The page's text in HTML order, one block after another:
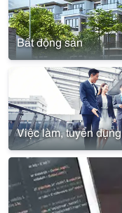
Bất động sản
Việc làm, tuyển dụng